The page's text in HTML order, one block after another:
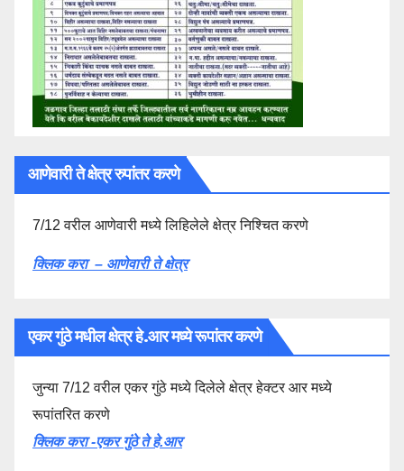
आणेवारी ते क्षेत्र रुपांतर करणे
7/12 वरील आणेवारी मध्ये लिहिलेले क्षेत्र निश्चित करणे
क्लिक करा – आणेवारी ते क्षेत्र
एकर गुंठे मधील क्षेत्र हे.आर मध्ये रूपांतर करणे
जुन्या 7/12 वरील एकर गुंठे मध्ये दिलेले क्षेत्र हेक्टर आर मध्ये
रूपांतरित करणे
क्लिक करा -एकर गुंठे ते हे.आर